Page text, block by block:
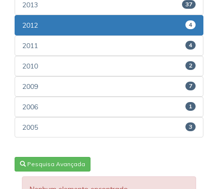
2013 37
2012 4
2011 4
2010 2
2009 7
2006 1
2005 3
Pesquisa Avançada